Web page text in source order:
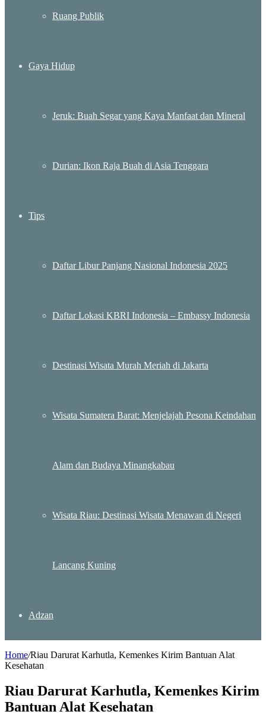
Ruang Publik
Gaya Hidup
Jeruk: Buah Segar yang Kaya Manfaat dan Mineral
Durian: Ikon Raja Buah di Asia Tenggara
Tips
Daftar Libur Panjang Nasional Indonesia 2025
Daftar Lokasi KBRI Indonesia – Embassy Indonesia
Destinasi Wisata Murah Meriah di Jakarta
Wisata Sumatera Barat: Menjelajah Pesona Keindahan
Alam dan Budaya Minangkabau
Wisata Riau: Destinasi Wisata Menawan di Negeri
Lancang Kuning
Adzan
Home/Riau Darurat Karhutla, Kemenkes Kirim Bantuan Alat
Kesehatan
Riau Darurat Karhutla, Kemenkes Kirim
Bantuan Alat Kesehatan